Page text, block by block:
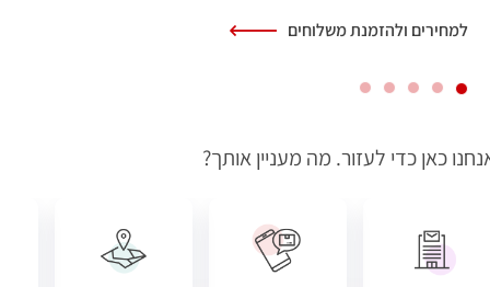
למחירים ולהזמנת משלוחים
כאן כדי לעזור. מה מעניין אותך?